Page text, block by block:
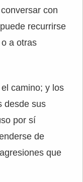
con
recurrirse
a otras
camino; y los
desde sus
por sí
de
que